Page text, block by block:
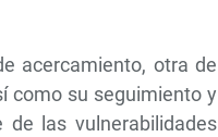
acercamiento, otra de
como su seguimiento y
las vulnerabilidades